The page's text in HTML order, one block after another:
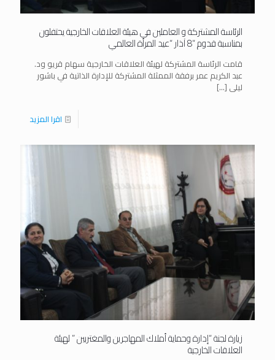
الرئاسة المشتركة و العاملين في هيئة العلاقات الخارجية يحتفلون
بمناسبة قدوم “8 آذار “عيد المرأة العالمي
قامت الرئاسة المشتركة لهيئة العلاقات الخارجية سهام قريو ود.
عبد الكريم عمر برفقة الممثلة المشتركة للإدارة الذاتية في باشور
ليلى […]
اقرا المزيد
زيارة لجنة “إدارة وحماية أملاك المهاجرين والمغتربين ” لهيئة
العلاقات الخارجية